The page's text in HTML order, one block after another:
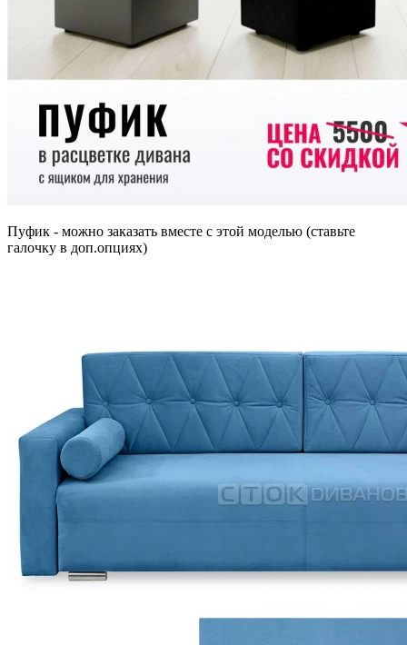
Пуфик - можно заказать вместе с этой моделью (ставьте
галочку в доп.опциях)